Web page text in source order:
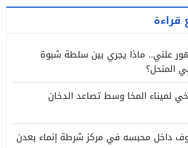
قراءة
علني.. ماذا يجري بين سلطة شبوة
المنحل؟
لميناء المخا وسط تصاعد الدخان
داخل محبسه في مركز شرطة إنماء بعدن